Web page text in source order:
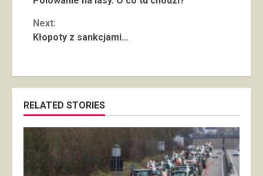
Next:
Kłopoty z sankcjami…
RELATED STORIES